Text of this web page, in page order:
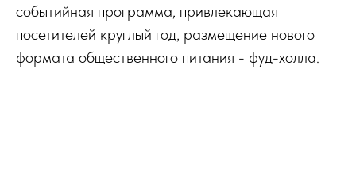
событийная программа, привлекающая
посетителей круглый год, размещение нового
формата общественного питания - фуд-холла.